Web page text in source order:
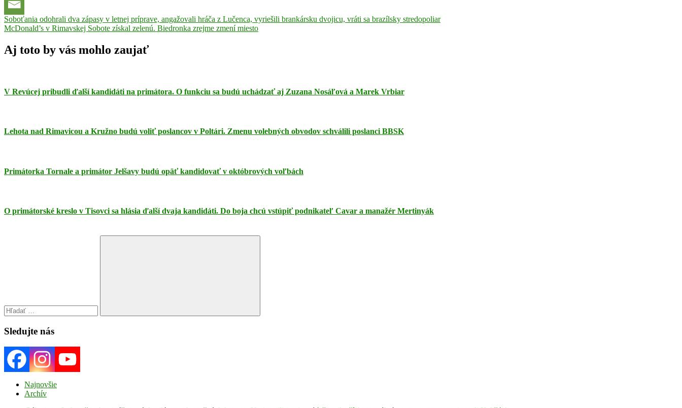
Navigácia
v
článku
Previous
Post:
Soboťania odohrali dva zápasy v letnej príprave, angažovali hráča z Lučenca, vyriešili brankársku dvojicu, vráti sa brazílsky stredopoliar
Next
McDonald’s v Rimavskej Sobote získal zelenú. Biedronka zrejme zmení miesto
Aj toto by vás mohlo zaujať
V Revúcej pribudli ďalší kandidáti na primátora. O funkciu sa budú uchádzať aj Zuzana Nosáľová a Marek Vrbiar
Lehota nad Rimavicou a Kružno budú voliť poslancov v Poltári. Zmenu volebných obvodov schválili poslanci BBSK
Primátorka Tornale a primátor Jelšavy budú opäť kandidovať v októbrových voľbách
O primátorské kreslo v Tisovci sa hlásia ďalší dvaja kandidáti. Do boja chcú vstúpiť podnikateľ Cavar a manažér Mertinyák
Search
Sledujte nás
Najnovšie
Archív